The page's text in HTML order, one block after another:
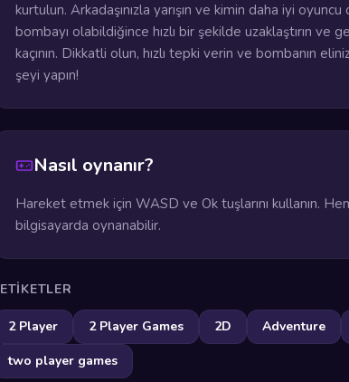
kurtulun. Arkadaşınızla yarışın ve kimin daha iyi
bombayı olabildiğince hızlı bir şekilde uzaklaştırın ve
kaçının. Dikkatli olun, hızlı tepki verin ve bombanın
şeyi yapın!
Nasıl oynanır?
Hareket etmek için WASD ve Ok tuşlarını kullanın.
bilgisayarda oynanabilir.
ETIKETLER
2 Player 2 Player Games 2D Adventure
two player games